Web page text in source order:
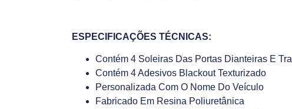
ESPECIFICAÇÕES TÉCNICAS:
Contém 4 Soleiras Das Portas Dianteiras E
Contém 4 Adesivos Blackout Texturizado
Personalizada Com O Nome Do Veículo
Fabricado Em Resina Poliuretânica